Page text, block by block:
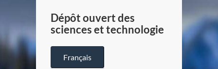
Dépôt ouvert des
sciences et technologie
Français